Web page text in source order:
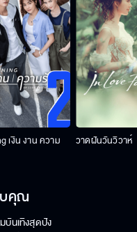
เงิน งาน ความ
วาดฝันวันวิวาห์
บคุณ
บันเทิงสุดปัง